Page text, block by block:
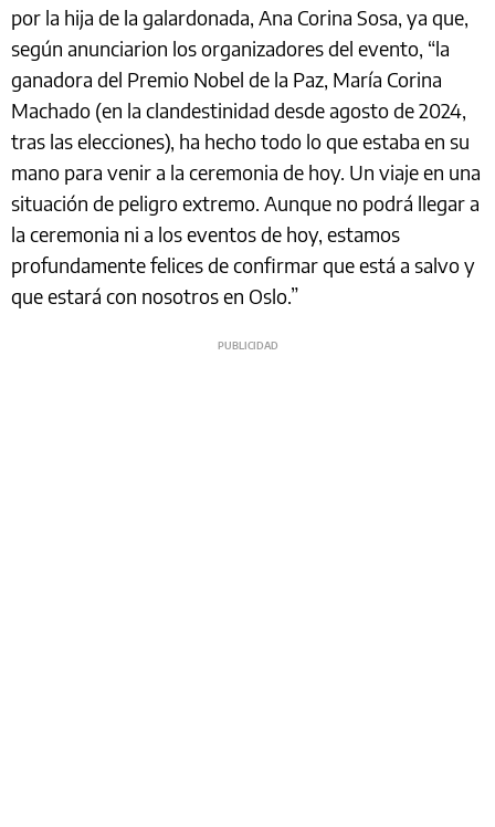
por la hija de la galardonada, Ana Corina Sosa, ya que,
según anunciarion los organizadores del evento, “la
ganadora del Premio Nobel de la Paz, María Corina
Machado (en la clandestinidad desde agosto de 2024,
tras las elecciones), ha hecho todo lo que estaba en su
mano para venir a la ceremonia de hoy. Un viaje en una
situación de peligro extremo. Aunque no podrá llegar a
la ceremonia ni a los eventos de hoy, estamos
profundamente felices de confirmar que está a salvo y
que estará con nosotros en Oslo.”